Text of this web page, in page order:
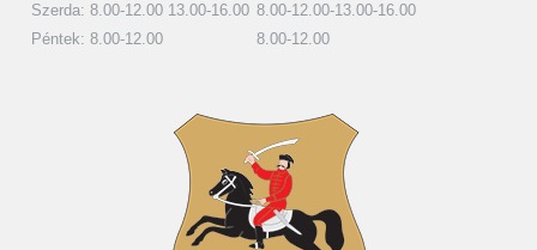
Szerda: 8.00-12.00 13.00-16.00 8.00-12.00-13.00-16.00
Péntek: 8.00-12.00
8.00-12.00